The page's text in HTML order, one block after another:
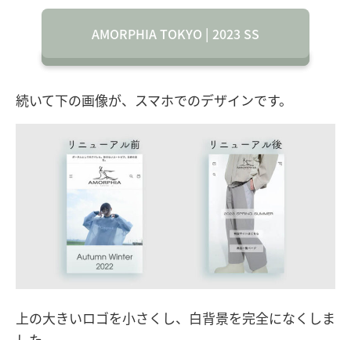
AMORPHIA TOKYO | 2023 SS
続いて下の画像が、スマホでのデザインです。
上の大きいロゴを小さくし、白背景を完全になくしま